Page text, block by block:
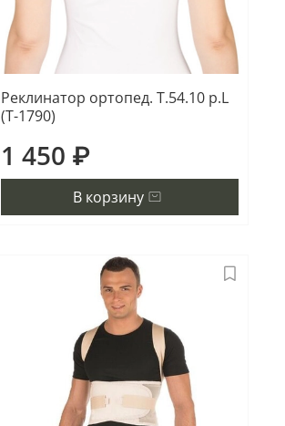
Реклинатор ортопед. Т.54.10 р.L
(Т-1790)
1 450 ₽
В корзину